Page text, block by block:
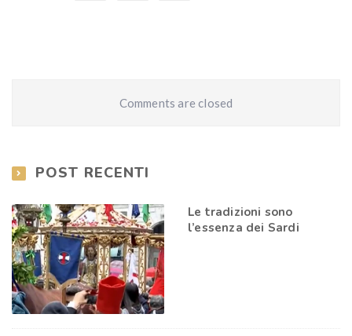
Comments are closed
POST RECENTI
Le tradizioni sono
l’essenza dei Sardi